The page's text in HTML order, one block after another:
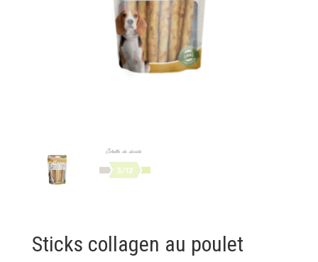
Sticks collagen au poulet